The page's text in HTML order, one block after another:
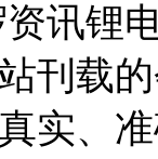
讯锂
刊载
实、